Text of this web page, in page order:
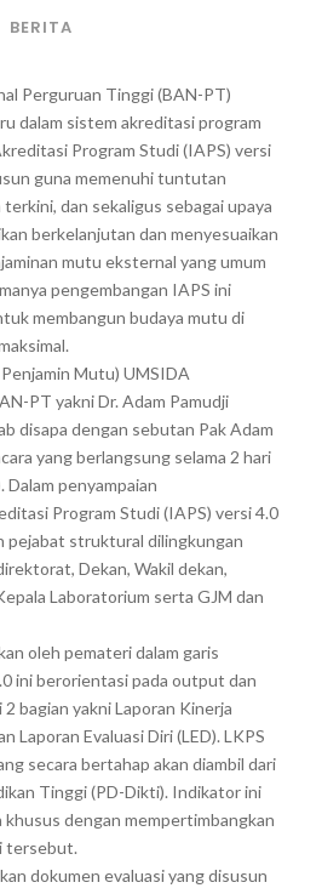
BERITA
Perguruan Tinggi (BAN-PT)
dalam sistem akreditasi program
Program Studi (IAPS) versi
guna memenuhi tuntutan
dan sekaligus sebagai upaya
berkelanjutan dan menyesuaikan
mutu eksternal yang umum
pengembangan IAPS ini
membangun budaya mutu di
Mutu) UMSIDA
PT yakni Dr. Adam Pamudji
disapa dengan sebutan Pak Adam
yang berlangsung selama 2 hari
penyampaian
Program Studi (IAPS) versi 4.0
pejabat struktural dilingkungan
Dekan, Wakil dekan,
Laboratorium serta GJM dan
oleh pemateri dalam garis
ini berorientasi pada output dan
bagian yakni Laporan Kinerja
Laporan Evaluasi Diri (LED). LKPS
secara bertahap akan diambil dari
Tinggi (PD-Dikti). Indikator ini
dengan mempertimbangkan
tersebut.
dokumen evaluasi yang disusun